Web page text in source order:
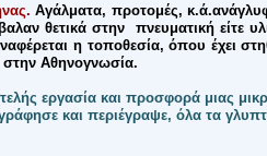
Αγάλματα, προτομές,
θετικά στην πνευματική είτε
η τοποθεσία, όπου έχει
Αθηνογνωσία.
εργασία και προσφορά μιας
και περιέγραψε, όλα τα